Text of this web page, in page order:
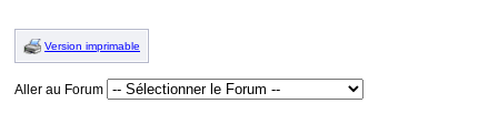
Version imprimable
Aller au Forum